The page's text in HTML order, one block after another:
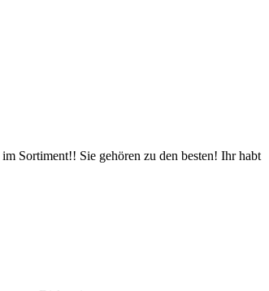
Sortiment!! Sie gehören zu den besten! Ihr habt